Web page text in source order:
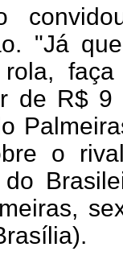
"Já
faça
de R$ 9
o